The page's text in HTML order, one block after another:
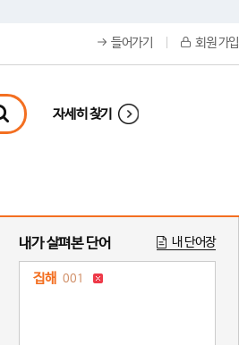
들어가기 회원 가입
자세히 찾기
내가 살펴본 단어 내 단어장
집해 001